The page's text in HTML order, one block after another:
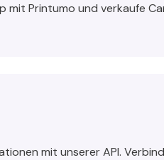
mit Printumo und verkaufe
mit unserer API.